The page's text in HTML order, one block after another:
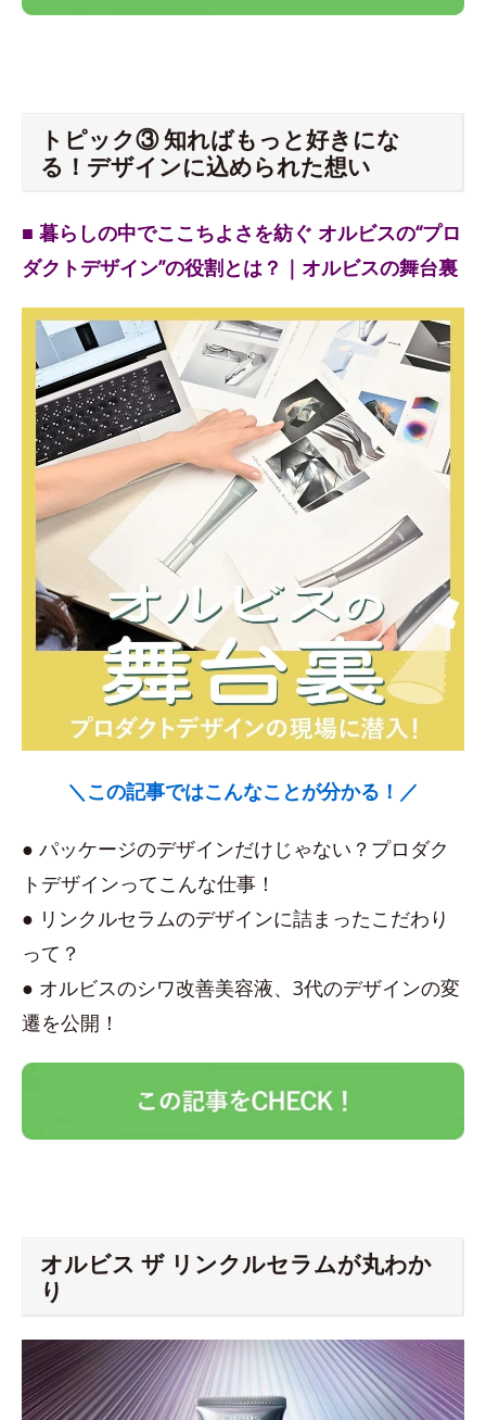
トピック③ 知ればもっと好きにな
る！デザインに込められた想い
■ 暮らしの中でここちよさを紡ぐ オルビスの“プロ
ダクトデザイン”の役割とは？｜オルビスの舞台裏
＼この記事ではこんなことが分かる！／
● パッケージのデザインだけじゃない？プロダク
トデザインってこんな仕事！
● リンクルセラムのデザインに詰まったこだわり
って？
● オルビスのシワ改善美容液、3代のデザインの変
遷を公開！
オルビス ザ リンクルセラムが丸わか
り